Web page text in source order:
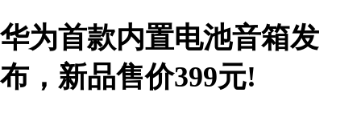
华为首款内置电池音箱发
布，新品售价399元!